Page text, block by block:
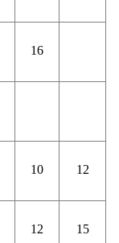
16
10 12
12 15